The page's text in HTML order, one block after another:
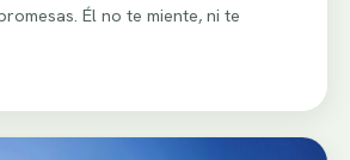
Él no te miente, ni te